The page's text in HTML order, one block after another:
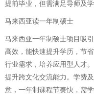
提前毕业，但需满足导师及学
马来西亚读一年制硕士
马来西亚一年制硕士项目吸
高效，能快速提升学历，节
行业需求，培养应用型人才
提升跨文化交流能力。学费
意，一年制课程节奏快，需